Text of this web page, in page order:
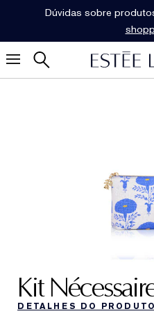
Dúvidas sobre
Kit
DETALHES DO PRODUTO